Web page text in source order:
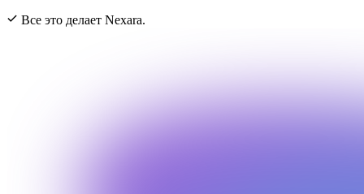
Все это делает Nexara.